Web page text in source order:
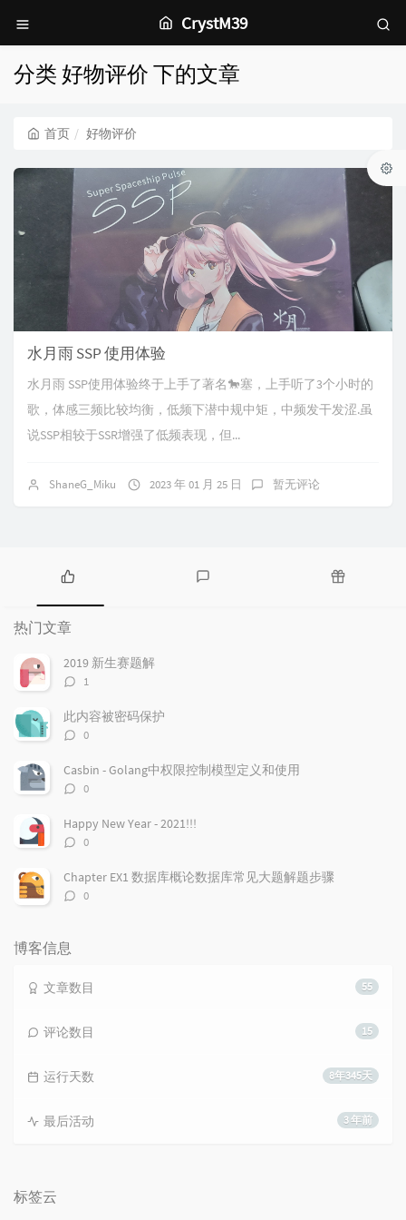
CrystM39
分类 好物评价 下的文章
首页 好物评价
水月雨 SSP 使用体验
水月雨 SSP使用体验终于上手了著名🐎塞，上手听了3个小时的
歌，体感三频比较均衡，低频下潜中规中矩，中频发干发涩.虽
说SSP相较于SSR增强了低频表现，但...
ShaneG_Miku 2023 年 01 月 25 日 暂无评论
热
门
文
章
热门文章
2019 新生赛题解
评
数：
1
此内容被密码保护
评
数：
0
Casbin - Golang中权限控制模型定义和使用
评
数：
0
Happy New Year - 2021!!!
评
数：
0
Chapter EX1 数据库概论数据库常见大题解题步骤
评
0
博客信息
55
文章数目
15
评论数目
8年345天
运行天数
3 年前
最后活动
标签云